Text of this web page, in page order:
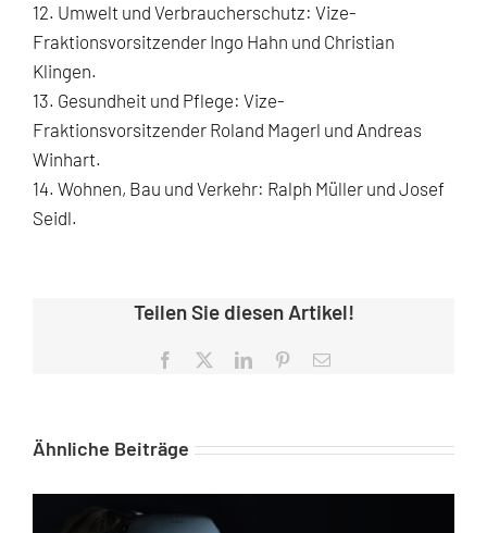
12. Umwelt und Verbraucherschutz: Vize-
Fraktionsvorsitzender Ingo Hahn und Christian
Klingen.
13. Gesundheit und Pflege: Vize-
Fraktionsvorsitzender Roland Magerl und Andreas
Winhart.
14. Wohnen, Bau und Verkehr: Ralph Müller und Josef
Seidl.
Teilen Sie diesen Artikel!
Facebook LinkedInPinterest
E-
Ähnliche Beiträge